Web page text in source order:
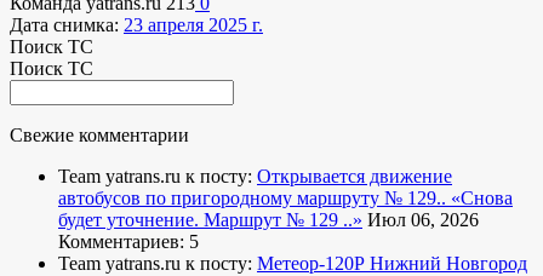
Дата снимка: 23 апреля 2025 г.
Поиск ТС
Поиск ТС
Свежие комментарии
Team yatrans.ru к посту: Открывается движение
автобусов по пригородному маршруту № 129.. «Снова
будет уточнение. Маршрут № 129 ..» Июл 06, 2026
Комментариев: 5
Team yatrans.ru к посту: Метеор-120Р Нижний Новгород